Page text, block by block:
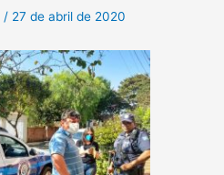
/ 27 de abril de 2020